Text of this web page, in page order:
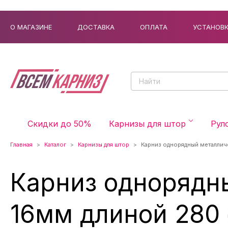
О МАГАЗИНЕ ДОСТАВКА ОПЛАТА
Скидки до 50% Карнизы для штор
Главная Каталог Карнизы для штор Карниз однорядный
Карниз
16мм длиной 280